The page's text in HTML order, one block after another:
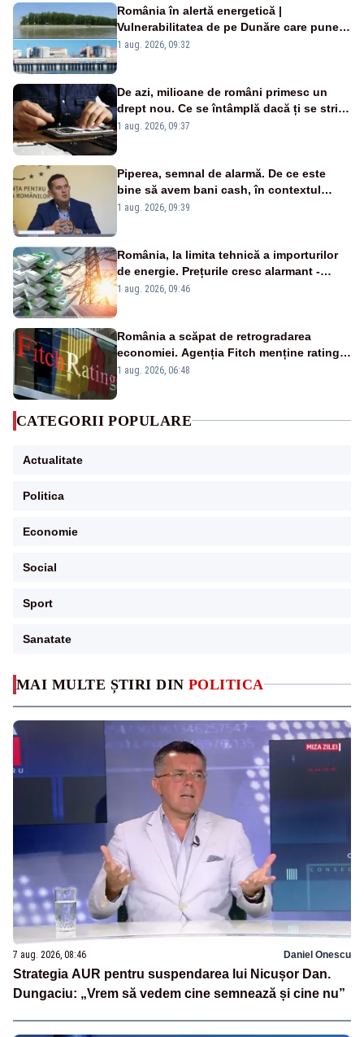
MAI MULTE ȘTIRI DIN POLITICA
7 aug. 2026, 08:46 Daniel Onescu
Strategia AUR pentru suspendarea lui Nicușor Dan.
Dungaciu: „Vrem să vedem cine semnează și cine nu”
România în alertă energetică |
Vulnerabilitatea de pe Dunăre care pune
în pericol Centrala Cernavodă era
1 aug. 2026, 09:32
De azi, milioane de români primesc un
drept nou. Ce se întâmplă dacă ți se strică
un produs
1 aug. 2026, 09:37
Piperea, semnal de alarmă. De ce este
bine să avem bani cash, în contextul
alertei energetice?
1 aug. 2026, 09:39
România, la limita tehnică a importurilor
de energie. Prețurile cresc alarmant -
Analiză Realitatea Plus
1 aug. 2026, 09:46
România a scăpat de retrogradarea
economiei. Agenția Fitch menține ratingul
„BBB-” cu perspectivă negativă
1 aug. 2026, 06:48
CATEGORII POPULARE
Actualitate
Politica
Economie
Social
Sport
Sanatate